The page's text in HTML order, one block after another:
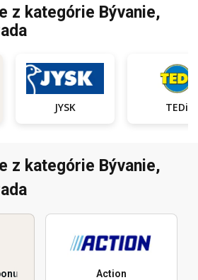
z kategórie Bývanie,
JYSK TEDi
z kategórie Bývanie,
Action